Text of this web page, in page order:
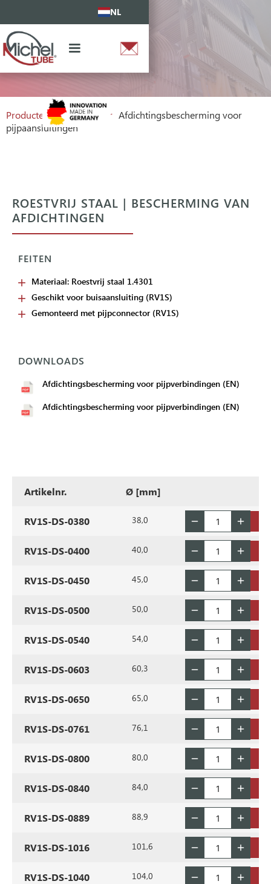
NL
Producten Pijpconnector Afdichtingsbescherming voor
pijpaansluitingen
ROESTVRIJ STAAL | BESCHERMING VAN
AFDICHTINGEN
FEITEN
Materiaal: Roestvrij staal 1.4301
Geschikt voor buisaansluiting (RV1S)
Gemonteerd met pijpconnector (RV1S)
DOWNLOADS
Afdichtingsbescherming voor pijpverbindingen (EN)
Afdichtingsbescherming voor pijpverbindingen (EN)
Artikelnr. Ø [mm]
RV1S-DS-0380 38,0
RV1S-DS-0400 40,0
RV1S-DS-0450 45,0
RV1S-DS-0500 50,0
RV1S-DS-0540 54,0
RV1S-DS-0603 60,3
RV1S-DS-0650 65,0
RV1S-DS-0761 76,1
RV1S-DS-0800 80,0
RV1S-DS-0840 84,0
RV1S-DS-0889 88,9
RV1S-DS-1016 101,6
RV1S-DS-1040 104,0